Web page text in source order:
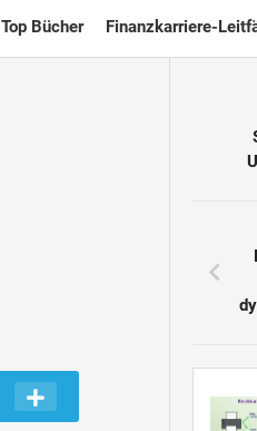
Top Bücher Finanzkarriere-